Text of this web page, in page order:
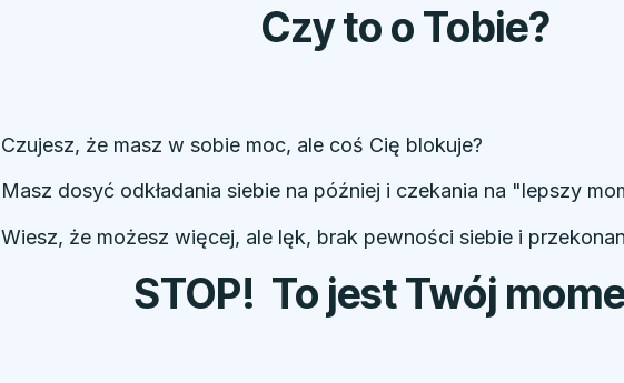
Czy to o Tobie?
Czujesz, że masz w sobie moc, ale coś Cię blokuje?
Masz dosyć odkładania siebie na później i czekania na "lepszy
Wiesz, że możesz więcej, ale lęk, brak pewności siebie i
STOP! To jest Twój